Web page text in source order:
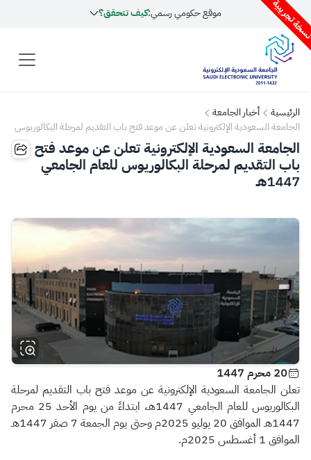
تجريبية موقع حكومي رسمي:كيف تتحقق؟
الرئيسية
أخبار الجامعة
الجامعة السعودية الإلكترونية تعلن عن موعد فتح باب التقديم لمرحلة البكالوريوس
للعام الجامعي 1447هـ
الجامعة السعودية الإلكترونية تعلن عن موعد فتح
باب التقديم لمرحلة البكالوريوس للعام الجامعي
1447هـ
20 محرم 1447
تعلن الجامعة السعودية الإلكترونية عن موعد فتح باب التقديم لمرحلة
البكالوريوس للعام الجامعي 1447هـ، ابتداءً من يوم الأحد 25 محرم
1447هـ الموافق 20 يوليو 2025م وحتى يوم الجمعة 7 صفر 1447هـ
الموافق 1 أغسطس 2025م.